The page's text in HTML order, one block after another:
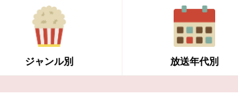
ジャンル別 放送年代別